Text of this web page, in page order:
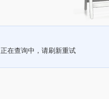
正在查询中，请刷新重试